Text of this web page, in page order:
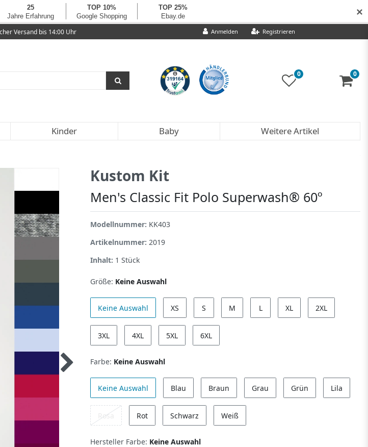
Anmelden Registrieren
Versand bis 14:00 Uhr
0 0
Kinder Baby Weitere Artikel
Kustom Kit
Men's Classic Fit Polo Superwash® 60º
Modellnummer: KK403
Artikelnummer: 2019
Inhalt: 1 Stück
Größe: Keine Auswahl
Keine Auswahl XS S M L XL 2XL
3XL 4XL 5XL 6XL
Farbe: Keine Auswahl
Keine Auswahl Blau Braun Grau Grün Lila
Rosa Rot Schwarz Weiß
Hersteller Farbe: Keine Auswahl
✕